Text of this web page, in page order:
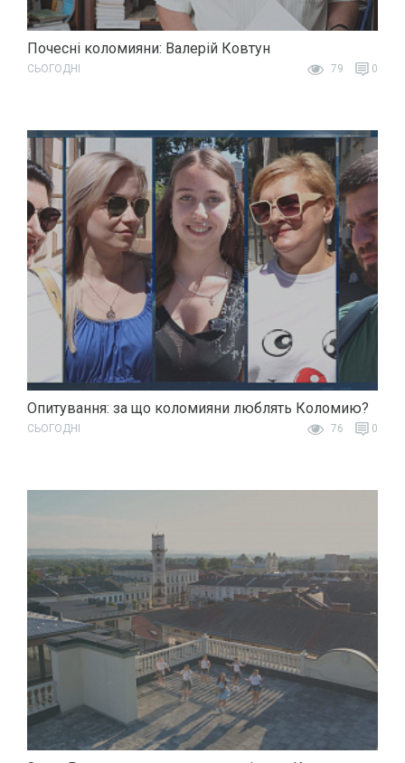
Почесні коломияни: Валерій Ковтун
СЬОГОДНІ 79 0
Опитування: за що коломияни люблять Коломию?
СЬОГОДНІ 76 0